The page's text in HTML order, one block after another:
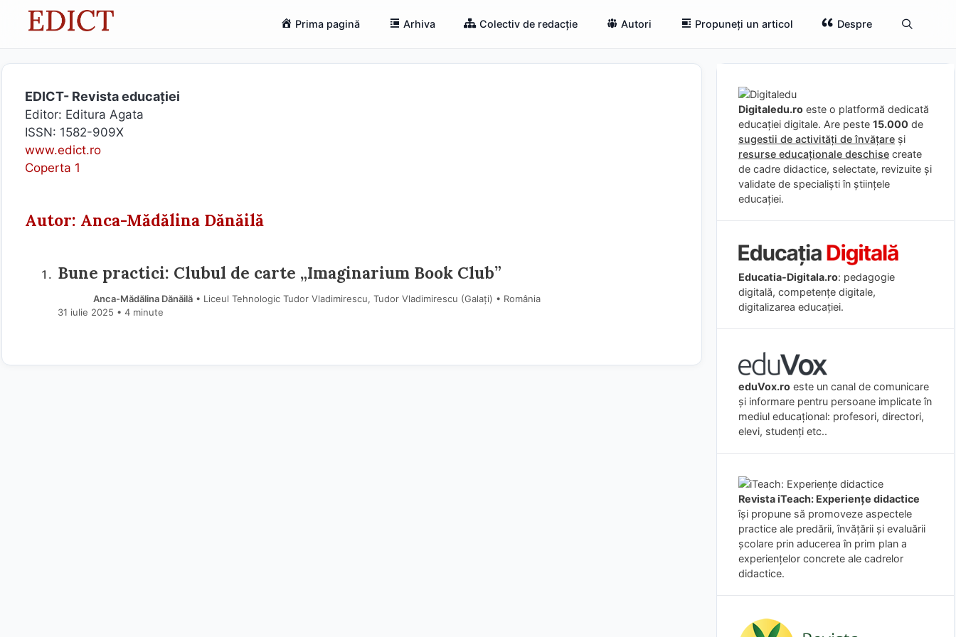
Prima pagină Arhiva Colectiv de redacție Autori Propuneți un articol Despre
EDICT- Revista educației
Editor: Editura Agata
ISSN: 1582-909X
www.edict.ro
Coperta 1
Autor: Anca-Mădălina Dănăilă
Bune practici: Clubul de carte „Imaginarium Book Club”
Anca-Mădălina Dănăilă• Liceul Tehnologic Tudor Vladimirescu, Tudor Vladimirescu (Galaţi) • România
31 iulie 2025 • 4 minute
Digitaledu.ro este o platformă dedicată
educației digitale. Are peste 15.000 de
sugestii de activități de învățare și
resurse educaționale deschise create
de cadre didactice, selectate, revizuite și
validate de specialiști în științele
educației.
Educatia-Digitala.ro: pedagogie
digitală, competențe digitale,
digitalizarea educației.
eduVox.ro este un canal de comunicare
și informare pentru persoane implicate în
mediul educațional: profesori, directori,
elevi, studenți etc..
Revista iTeach: Experienţe didactice
îşi propune să promoveze aspectele
practice ale predării, învăţării şi evaluării
şcolare prin aducerea în prim plan a
experienţelor concrete ale cadrelor
didactice.